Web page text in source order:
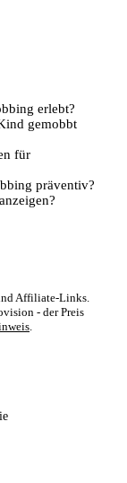
erlebt?
gemobbt
für
präventiv?
Affiliate-Links.
- der Preis